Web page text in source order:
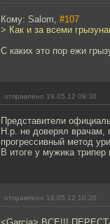
Кому: Salom, #107
> Как и за всеми
С каких это пор ежи
отправлено 19.05.12 09:30
Представители
Н.р. не доверял врачам,
прогрессивный метод
В итоге у мужика
отправлено 19.05.12 10:20